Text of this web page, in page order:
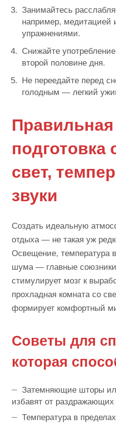
Занимайтесь
например, медитацией
упражнениями.
Снижайте
второй половине дня.
Не переедайте перед
голодным — легкий
Правильная
подготовка
свет,
звуки
Создать идеальную
отдыха — не такая уж
Освещение, температура
шума — главные союзники
стимулирует мозг к
прохладная комната со
формирует комфортный
Советы для
которая
Затемняющие шторы
избавят от раздражающих
Температура в